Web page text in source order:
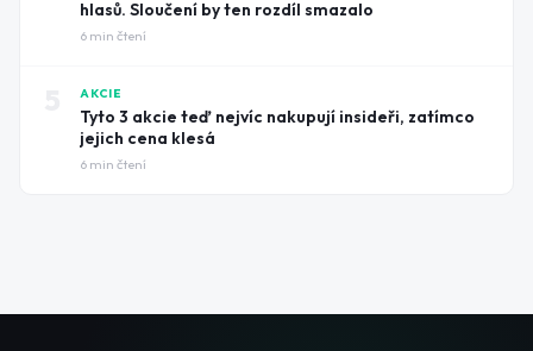
hlasů. Sloučení by ten rozdíl smazalo
6 min čtení
AKCIE
Tyto 3 akcie teď nejvíc nakupují insideři, zatímco
jejich cena klesá
6 min čtení